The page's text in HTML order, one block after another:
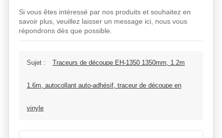
Si vous êtes intéressé par nos produits et souhaitez en
savoir plus, veuillez laisser un message ici, nous vous
répondrons dès que possible.
Sujet : Traceurs de découpe EH-1350 1350mm, 1.2m
1.6m, autocollant auto-adhésif, traceur de découpe en
vinyle